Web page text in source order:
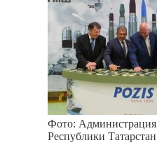
Фото: Администрация
Республики Татарстан